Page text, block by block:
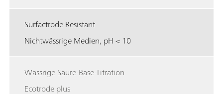
Surfactrode Resistant
Nichtwässrige Medien, pH < 10
Wässrige Säure-Base-Titration
Ecotrode plus